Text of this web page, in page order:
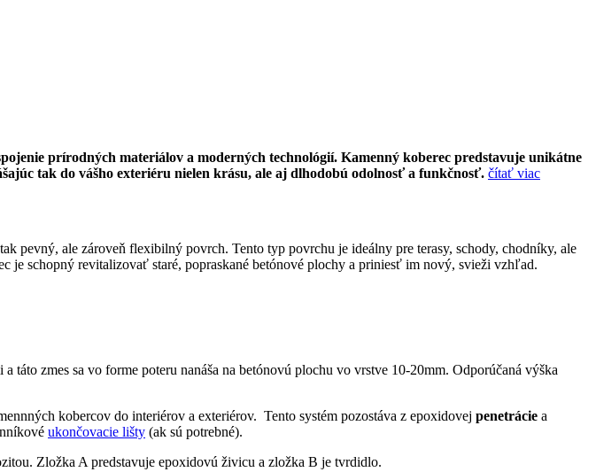
prírodných materiálov a moderných technológií. Kamenný koberec predstavuje unikátne
tak do vášho exteriéru nielen krásu, ale aj dlhodobú odolnosť a funkčnosť. čítať viac
pevný, ale zároveň flexibilný povrch. Tento typ povrchu je ideálny pre terasy, schody, chodníky, ale
schopný revitalizovať staré, popraskané betónové plochy a priniesť im nový, svieži vzhľad.
zmes sa vo forme poteru nanáša na betónovú plochu vo vrstve 10-20mm. Odporúčaná výška
kobercov do interiérov a exteriérov. Tento systém pozostáva z epoxidovej penetrácie a
ukončovacie lišty (ak sú potrebné).
Zložka A predstavuje epoxidovú živicu a zložka B je tvrdidlo.